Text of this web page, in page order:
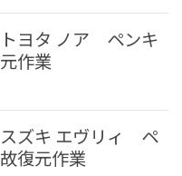
トヨタ ノア ペンキ
作業
スズキ エヴリィ ペ
復元作業